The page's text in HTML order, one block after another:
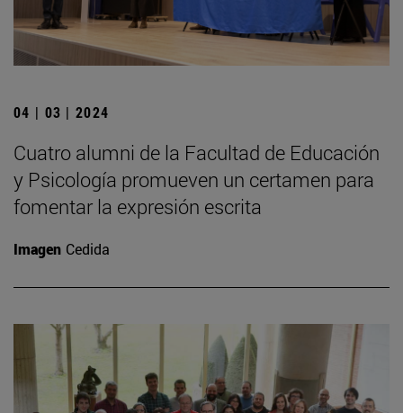
04 | 03 | 2024
Cuatro alumni de la Facultad de Educación
y Psicología promueven un certamen para
fomentar la expresión escrita
Imagen Cedida